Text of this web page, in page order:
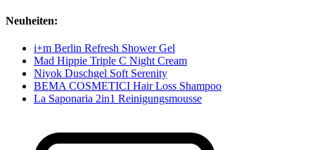
Neuheiten:
i+m Berlin Refresh Shower Gel
Mad Hippie Triple C Night Cream
Niyok Duschgel Soft Serenity
BEMA COSMETICI Hair Loss Shampoo
La Saponaria 2in1 Reinigungsmousse